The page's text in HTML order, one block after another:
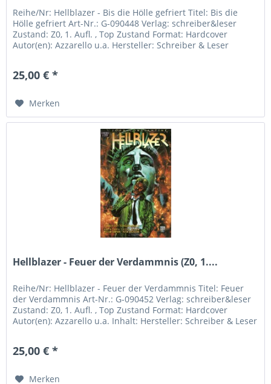
Reihe/Nr: Hellblazer - Bis die Hölle gefriert Titel: Bis die
Hölle gefriert Art-Nr.: G-090448 Verlag: schreiber&leser
Zustand: Z0, 1. Aufl. , Top Zustand Format: Hardcover
Autor(en): Azzarello u.a. Hersteller: Schreiber & Leser
25,00 € *
Merken
Hellblazer - Feuer der Verdammnis (Z0, 1....
Reihe/Nr: Hellblazer - Feuer der Verdammnis Titel: Feuer
der Verdammnis Art-Nr.: G-090452 Verlag: schreiber&leser
Zustand: Z0, 1. Aufl. , Top Zustand Format: Hardcover
Autor(en): Azzarello u.a. Inhalt: Hersteller: Schreiber & Leser
25,00 € *
Merken